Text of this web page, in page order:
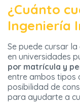
¿Cuánto
Ingeniería
Se puede cursar
en universidades
por matrícula y
entre ambos tipos
posibilidad de
para ayudarte a